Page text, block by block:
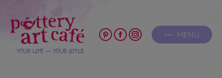
MENU
PinterestFacebook
Instagram